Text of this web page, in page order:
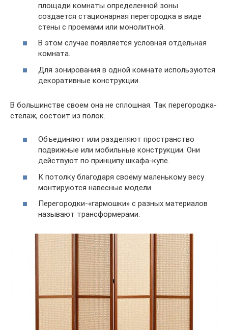
площади комнаты определенной зоны
создается стационарная перегородка в виде
стены с проемами или монолитной.
В этом случае появляется условная отдельная
комната.
Для зонирования в одной комнате используются
декоративные конструкции.
В большинстве своем она не сплошная. Так перегородка-
стелаж, состоит из полок.
Объединяют или разделяют пространство
подвижные или мобильные конструкции. Они
действуют по принципу шкафа-купе.
К потолку благодаря своему маленькому весу
монтируются навесные модели.
Перегородки-«гармошки» с разных материалов
называют трансформерами.